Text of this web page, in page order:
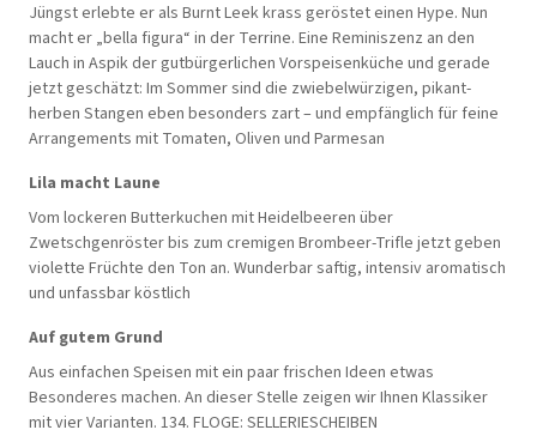
Jüngst erlebte er als Burnt Leek krass geröstet einen Hype. Nun
macht er „bella figura“ in der Terrine. Eine Reminiszenz an den
Lauch in Aspik der gutbürgerlichen Vorspeisenküche und gerade
jetzt geschätzt: Im Sommer sind die zwiebelwürzigen, pikant-
herben Stangen eben besonders zart – und empfänglich für feine
Arrangements mit Tomaten, Oliven und Parmesan
Lila macht Laune
Vom lockeren Butterkuchen mit Heidelbeeren über
Zwetschgenröster bis zum cremigen Brombeer-Trifle jetzt geben
violette Früchte den Ton an. Wunderbar saftig, intensiv aromatisch
und unfassbar köstlich
Auf gutem Grund
Aus einfachen Speisen mit ein paar frischen Ideen etwas
Besonderes machen. An dieser Stelle zeigen wir Ihnen Klassiker
mit vier Varianten. 134. FLOGE: SELLERIESCHEIBEN